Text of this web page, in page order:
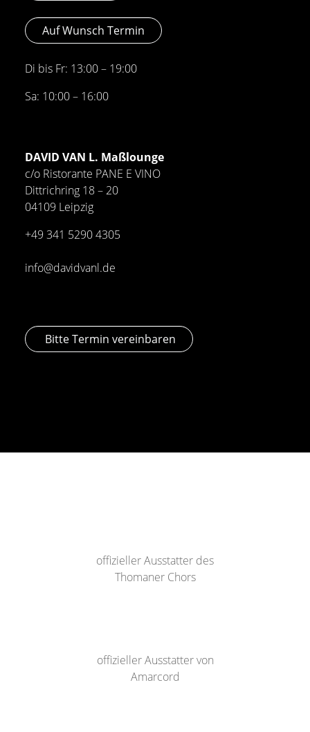
Auf Wunsch Termin
Di bis Fr: 13:00 – 19:00
Sa: 10:00 – 16:00
DAVID VAN L. Maßlounge
c/o Ristorante PANE E VINO
Dittrichring 18 – 20
04109 Leipzig
+49 341 5290 4305
info@davidvanl.de
Bitte Termin vereinbaren
offizieller Ausstatter des
Thomaner Chors
offizieller Ausstatter von
Amarcord